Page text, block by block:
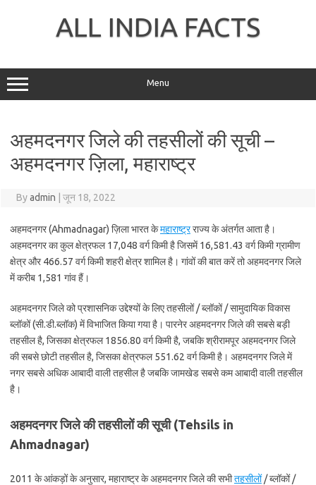
ALL INDIA FACTS
Menu
अहमदनगर जिले की तहसीलों की सूची –
अहमदनगर ज़िला, महाराष्ट्र
Byadmin जून 18, 2022
अहमदनगर (Ahmadnagar) ज़िला भारत केमहाराष्ट्रराज्य के अंतर्गत आता है।
अहमदनगर का कुल क्षेत्रफल 17,048 वर्ग किमी है जिसमें 16,581.43 वर्ग किमी ग्रामीण
क्षेत्र और 466.57 वर्ग किमी शहरी क्षेत्र शामिल है। गांवों की बात करें तो अहमदनगर जिले
में करीब 1,581 गांव हैं।
अहमदनगर जिले को प्रशासनिक उद्देश्यों के लिए तहसीलों / ब्लॉकों / सामुदायिक विकास
ब्लॉकों (सी.डी.ब्लॉक) में विभाजित किया गया है। पारनेर अहमदनगर जिले की सबसे बड़ी
तहसील है, जिसका क्षेत्रफल 1856.80 वर्ग किमी है, जबकि श्रीरामपूर अहमदनगर जिले
की सबसे छोटी तहसील है, जिसका क्षेत्रफल 551.62 वर्ग किमी है। अहमदनगर जिले में
नगर सबसे अधिक आबादी वाली तहसील है जबकि जामखेड सबसे कम आबादी वाली तहसील
है।
अहमदनगर जिले की तहसीलों की सूची (Tehsils in
Ahmadnagar)
2011 के आंकड़ों के अनुसार, महाराष्ट्र के अहमदनगर जिले की सभीतहसीलों/ ब्लॉकों /